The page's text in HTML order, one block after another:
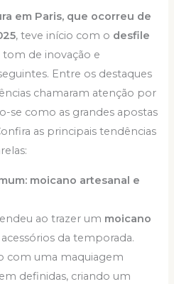
em Paris, que ocorreu de
, teve início com o desfile
tom de inovação e
Entre os destaques
chamaram atenção por
se como as grandes apostas
as principais tendências
moicano artesanal e
ao trazer um moicano
da temporada.
com uma maquiagem
definidas, criando um